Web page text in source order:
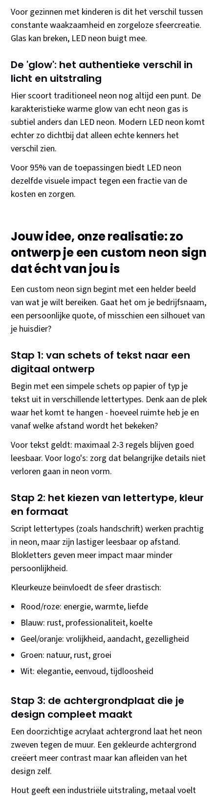
Voor gezinnen met kinderen is dit het verschil tussen
constante waakzaamheid en zorgeloze sfeercreatie.
Glas kan breken, LED neon buigt mee.
De 'glow': het authentieke verschil in
licht en uitstraling
Hier scoort traditioneel neon nog altijd een punt. De
karakteristieke warme glow van echt neon gas is
subtiel anders dan LED neon. Modern LED neon komt
echter zo dichtbij dat alleen echte kenners het
verschil zien.
Voor 95% van de toepassingen biedt LED neon
dezelfde visuele impact tegen een fractie van de
kosten en zorgen.
Jouw idee, onze realisatie: zo
ontwerp je een custom neon sign
dat écht van jou is
Een custom neon sign begint met een helder beeld
van wat je wilt bereiken. Gaat het om je bedrijfsnaam,
een persoonlijke quote, of misschien een silhouet van
je huisdier?
Stap 1: van schets of tekst naar een
digitaal ontwerp
Begin met een simpele schets op papier of typ je
tekst uit in verschillende lettertypes. Denk aan de plek
waar het komt te hangen - hoeveel ruimte heb je en
vanaf welke afstand wordt het bekeken?
Voor tekst geldt: maximaal 2-3 regels blijven goed
leesbaar. Voor logo's: zorg dat belangrijke details niet
verloren gaan in neon vorm.
Stap 2: het kiezen van lettertype, kleur
en formaat
Script lettertypes (zoals handschrift) werken prachtig
in neon, maar zijn lastiger leesbaar op afstand.
Blokletters geven meer impact maar minder
persoonlijkheid.
Kleurkeuze beïnvloedt de sfeer drastisch:
Rood/roze: energie, warmte, liefde
Blauw: rust, professionaliteit, koelte
Geel/oranje: vrolijkheid, aandacht, gezelligheid
Groen: natuur, rust, groei
Wit: elegantie, eenvoud, tijdloosheid
Stap 3: de achtergrondplaat die je
design compleet maakt
Een doorzichtige acrylaat achtergrond laat het neon
zweven tegen de muur. Een gekleurde achtergrond
creëert meer contrast maar kan afleiden van het
design zelf.
Hout geeft een industriële uitstraling, metaal voelt